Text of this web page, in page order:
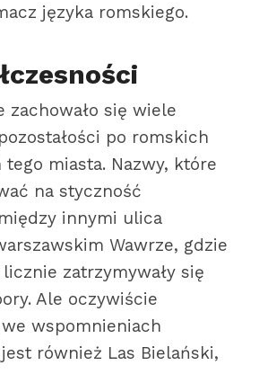
języka romskiego.
zachowało się wiele
po romskich
tego miasta. Nazwy, które
na styczność
innymi ulica
Wawrze, gdzie
zatrzymywały się
Ale oczywiście
wspomnieniach
również Las Bielański,